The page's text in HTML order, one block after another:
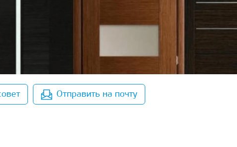
Отправить на почту